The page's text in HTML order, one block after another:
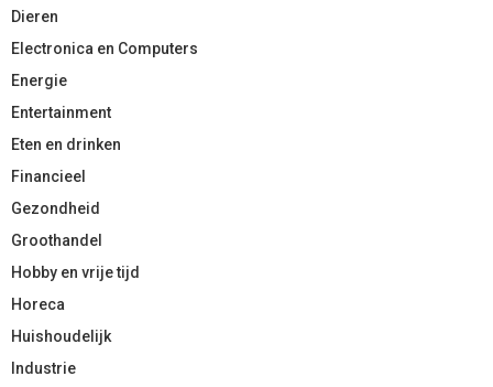
Dieren
Electronica en Computers
Energie
Entertainment
Eten en drinken
Financieel
Gezondheid
Groothandel
Hobby en vrije tijd
Horeca
Huishoudelijk
Industrie